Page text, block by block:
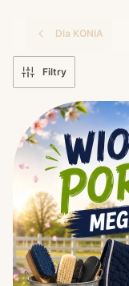
Dla KONIA
Filtry